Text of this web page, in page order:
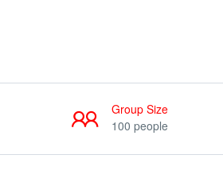
Group Size
100 people